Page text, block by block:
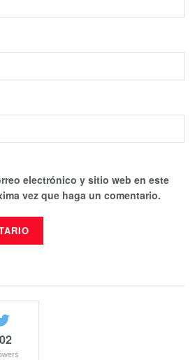
electrónico y sitio web en este
vez que haga un comentario.